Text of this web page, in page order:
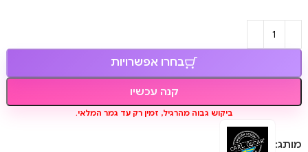
בחרו אפשרויות
קנה עכשיו
ביקוש גבוה מהרגיל, זמין רק עד גמר המלאי.
מותג: